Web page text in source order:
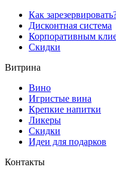
Как
Дисконтная система
Корпоративным
Скидки
Витрина
Вино
Игристые вина
Крепкие напитки
Ликеры
Скидки
Идеи для подарков
Контакты